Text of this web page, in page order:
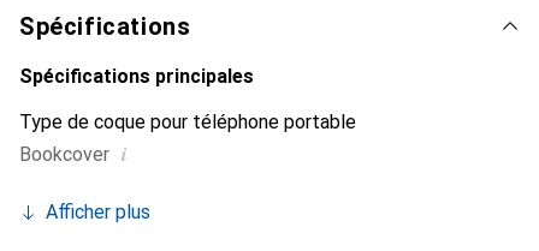
exigeante.
Spécifications
Spécifications principales
Type de coque pour téléphone portable
Bookcover i
Afficher plus